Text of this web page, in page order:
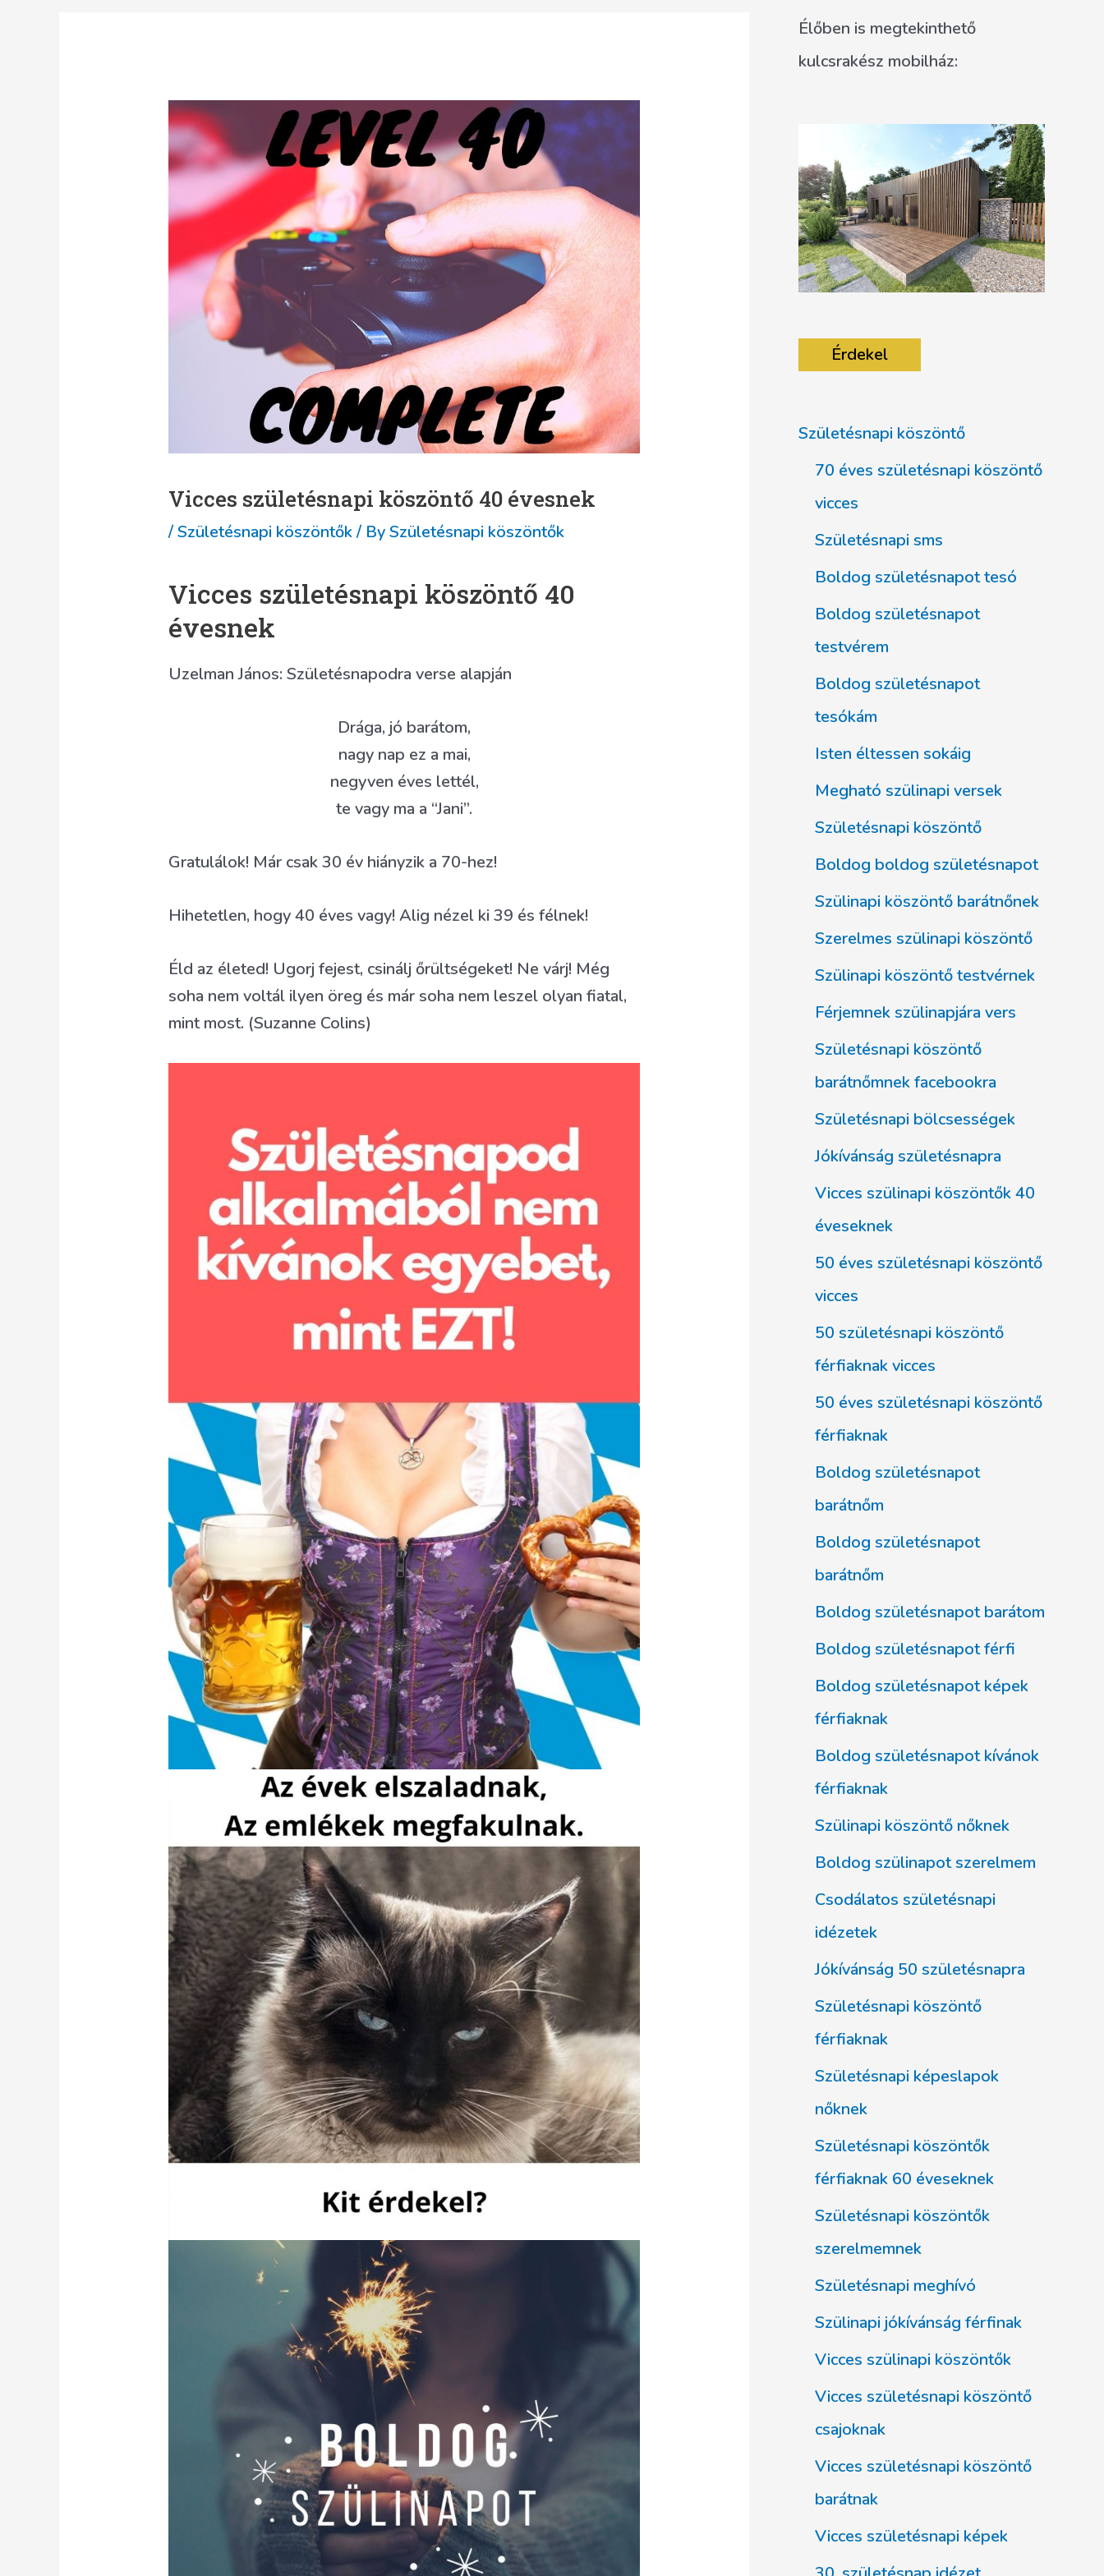
Vicces születésnapi köszöntő 40 évesnek
/Születésnapi köszöntők/ BySzületésnapi köszöntők
Vicces születésnapi köszöntő 40
évesnek
Uzelman János: Születésnapodra verse alapján
Drága, jó barátom,
nagy nap ez a mai,
negyven éves lettél,
te vagy ma a “Jani”.
Gratulálok! Már csak 30 év hiányzik a 70-hez!
Hihetetlen, hogy 40 éves vagy! Alig nézel ki 39 és félnek!
Éld az életed! Ugorj fejest, csinálj őrültségeket! Ne várj! Még
soha nem voltál ilyen öreg és már soha nem leszel olyan fiatal,
mint most. (Suzanne Colins)
Élőben is megtekinthető
kulcsrakész mobilház:
Érdekel
Születésnapi köszöntő
70 éves születésnapi köszöntő
vicces
Születésnapi sms
Boldog születésnapot tesó
Boldog születésnapot
testvérem
Boldog születésnapot
tesókám
Isten éltessen sokáig
Megható szülinapi versek
Születésnapi köszöntő
Boldog boldog születésnapot
Szülinapi köszöntő barátnőnek
Szerelmes szülinapi köszöntő
Szülinapi köszöntő testvérnek
Férjemnek szülinapjára vers
Születésnapi köszöntő
barátnőmnek facebookra
Születésnapi bölcsességek
Jókívánság születésnapra
Vicces szülinapi köszöntők 40
éveseknek
50 éves születésnapi köszöntő
vicces
50 születésnapi köszöntő
férfiaknak vicces
50 éves születésnapi köszöntő
férfiaknak
Boldog születésnapot
barátnőm
Boldog születésnapot
barátnőm
Boldog születésnapot barátom
Boldog születésnapot férfi
Boldog születésnapot képek
férfiaknak
Boldog születésnapot kívánok
férfiaknak
Szülinapi köszöntő nőknek
Boldog szülinapot szerelmem
Csodálatos születésnapi
idézetek
Jókívánság 50 születésnapra
Születésnapi köszöntő
férfiaknak
Születésnapi képeslapok
nőknek
Születésnapi köszöntők
férfiaknak 60 éveseknek
Születésnapi köszöntők
szerelmemnek
Születésnapi meghívó
Szülinapi jókívánság férfinak
Vicces szülinapi köszöntők
Vicces születésnapi köszöntő
csajoknak
Vicces születésnapi köszöntő
barátnak
Vicces születésnapi képek